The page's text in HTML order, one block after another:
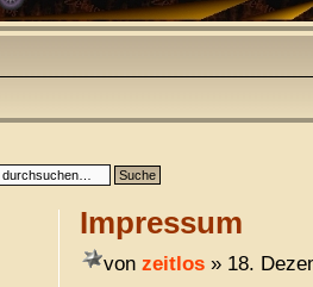
Impressum
von zeitlos» 18.